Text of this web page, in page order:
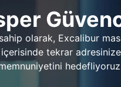
olarak, Excalibur
tekrar